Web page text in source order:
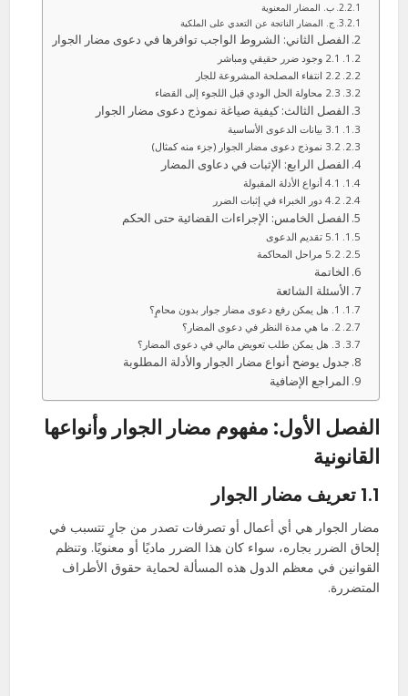
ب. المضار المعنوية
ج. المضار الناتجة عن التعدي على الملكية
الفصل الثاني: الشروط الواجب توافرها في دعوى مضار الجوار
2.1 وجود ضرر حقيقي ومباشر
2.2 انتفاء المصلحة المشروعة للجار
2.3 محاولة الحل الودي قبل اللجوء إلى القضاء
الفصل الثالث: كيفية صياغة نموذج دعوى مضار الجوار
3.1 بيانات الدعوى الأساسية
3.2 نموذج دعوى مضار الجوار (جزء منه كمثال)
الفصل الرابع: الإثبات في دعاوى المضار
4.1 أنواع الأدلة المقبولة
4.2 دور الخبراء في إثبات الضرر
الفصل الخامس: الإجراءات القضائية حتى الحكم
5.1 تقديم الدعوى
5.2 مراحل المحاكمة
الخاتمة
الأسئلة الشائعة
1. هل يمكن رفع دعوى مضار جوار بدون محامٍ؟
2. ما هي مدة النظر في دعوى المضار؟
3. هل يمكن طلب تعويض مالي في دعوى المضار؟
جدول يوضح أنواع مضار الجوار والأدلة المطلوبة
المراجع الإضافية
الفصل الأول: مفهوم مضار الجوار وأنواعها
القانونية
1.1 تعريف مضار الجوار
مضار الجوار هي أي أعمال أو تصرفات تصدر من جارٍ تتسبب في
إلحاق الضرر بجاره، سواء كان هذا الضرر ماديًا أو معنويًا. وتنظم
القوانين في معظم الدول هذه المسألة لحماية حقوق الأطراف
المتضررة.